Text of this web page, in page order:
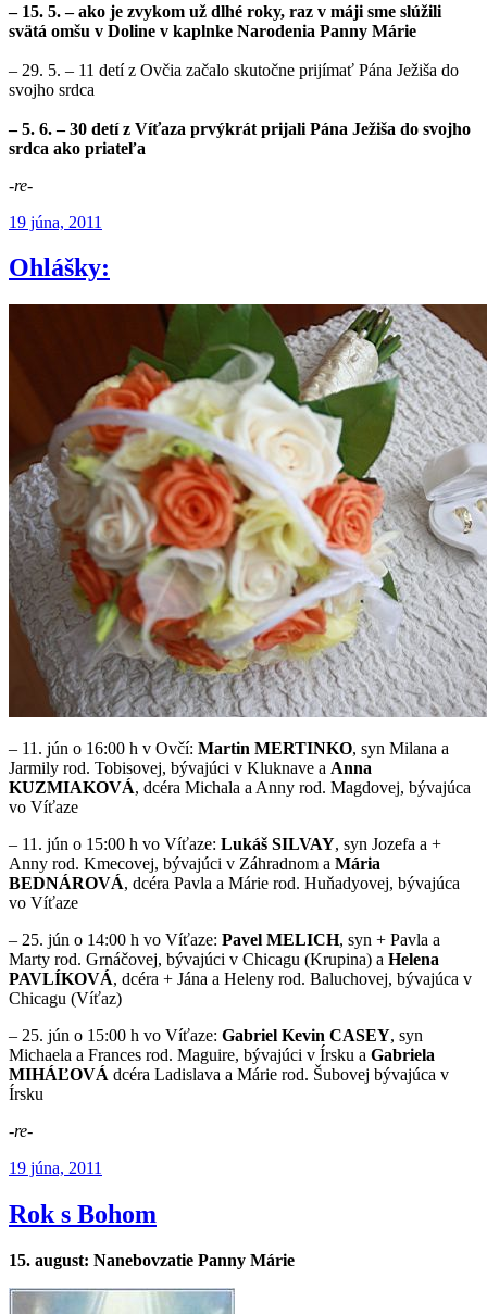
– 15. 5. – ako je zvykom už dlhé roky, raz v máji sme slúžili
svätá omšu v Doline v kaplnke Narodenia Panny Márie
– 29. 5. – 11 detí z Ovčia začalo skutočne prijímať Pána Ježiša do
svojho srdca
– 5. 6. – 30 detí z Víťaza prvýkrát prijali Pána Ježiša do svojho
srdca ako priateľa
-re-
Publikované
19 júna, 2011
Ohlášky:
– 11. jún o 16:00 h v Ovčí: Martin MERTINKO, syn Milana a
Jarmily rod. Tobisovej, bývajúci v Kluknave a Anna
KUZMIAKOVÁ, dcéra Michala a Anny rod. Magdovej, bývajúca
vo Víťaze
– 11. jún o 15:00 h vo Víťaze: Lukáš SILVAY, syn Jozefa a +
Anny rod. Kmecovej, bývajúci v Záhradnom a Mária
BEDNÁROVÁ, dcéra Pavla a Márie rod. Huňadyovej, bývajúca
vo Víťaze
– 25. jún o 14:00 h vo Víťaze: Pavel MELICH, syn + Pavla a
Marty rod. Grnáčovej, bývajúci v Chicagu (Krupina) a Helena
PAVLÍKOVÁ, dcéra + Jána a Heleny rod. Baluchovej, bývajúca v
Chicagu (Víťaz)
– 25. jún o 15:00 h vo Víťaze: Gabriel Kevin CASEY, syn
Michaela a Frances rod. Maguire, bývajúci v Írsku a Gabriela
MIHÁĽOVÁ dcéra Ladislava a Márie rod. Šubovej bývajúca v
Írsku
-re-
Publikované
19 júna, 2011
Rok s Bohom
15. august: Nanebovzatie Panny Márie